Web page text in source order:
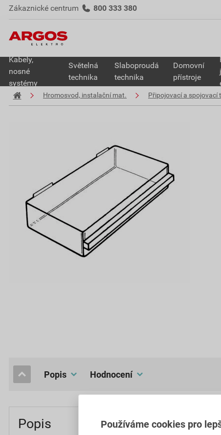
Zákaznické centrum 800 333 380
Kabely,
nosné
systémy
Světelná
technika
Slaboproudá
technika
Domovní
přístroje
Hromosvod, instalační mat. Připojovací a spojovací
popis hodnocení
Popis Používáme cookies pro